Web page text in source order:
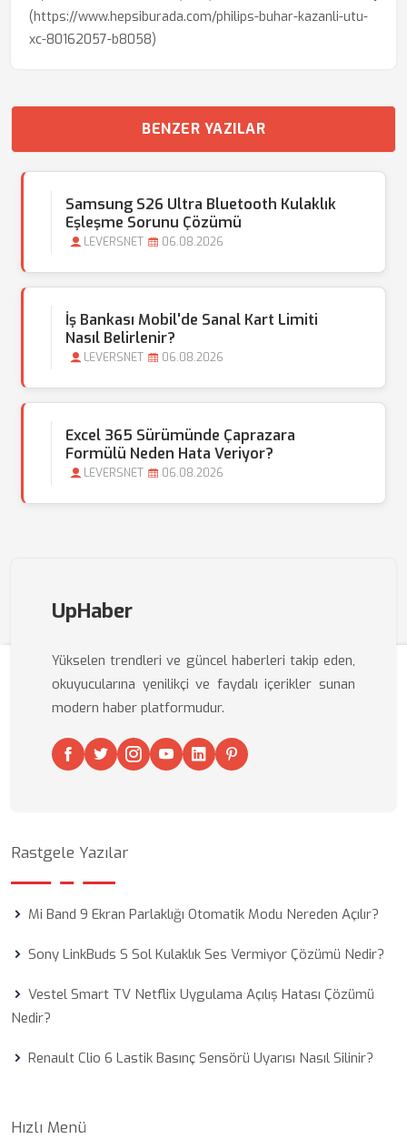
(https://www.hepsiburada.com/philips-buhar-kazanli-utu-
xc-80162057-b8058)
BENZER YAZILAR
Samsung S26 Ultra Bluetooth Kulaklık
Eşleşme Sorunu Çözümü
LEVERSNET 06.08.2026
İş Bankası Mobil'de Sanal Kart Limiti
Nasıl Belirlenir?
LEVERSNET 06.08.2026
Excel 365 Sürümünde Çaprazara
Formülü Neden Hata Veriyor?
LEVERSNET 06.08.2026
UpHaber
Yükselen trendleri ve güncel haberleri takip eden,
okuyucularına yenilikçi ve faydalı içerikler sunan
modern haber platformudur.
Rastgele Yazılar
Mi Band 9 Ekran Parlaklığı Otomatik Modu Nereden Açılır?
Sony LinkBuds S Sol Kulaklık Ses Vermiyor Çözümü Nedir?
Vestel Smart TV Netflix Uygulama Açılış Hatası Çözümü
Nedir?
Renault Clio 6 Lastik Basınç Sensörü Uyarısı Nasıl Silinir?
Hızlı Menü